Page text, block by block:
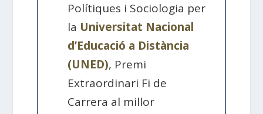
Polítiques i Sociologia per
la Universitat Nacional
d’Educació a Distància
(UNED), Premi
Extraordinari Fi de
Carrera al millor